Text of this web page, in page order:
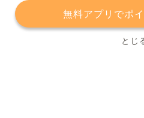
無料アプリでポ
とじ
プライバシーポリシー
サービスに関してのお問い合わせ